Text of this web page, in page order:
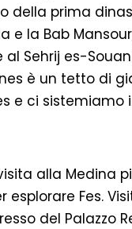
della prima
e la Bab
Sehrij es-
è un tetto di
e ci sistemiamo
alla Medina
Fes.
del Palazzo